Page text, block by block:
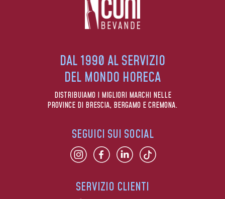
DAL 1990 AL SERVIZIO
DEL MONDO HORECA
DISTRIBUIAMO I MIGLIORI MARCHI NELLE
PROVINCE DI BRESCIA, BERGAMO E CREMONA.
SERVIZIO CLIENTI
SEGUICI SUI SOCIAL